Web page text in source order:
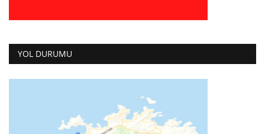
YOL DURUMU